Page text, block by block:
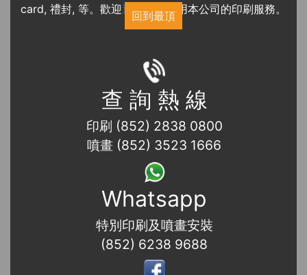
card, 禮封, 等。歡迎近期展覽使用本公司的印刷服務。
回到最頂
查 詢 熱 線
印刷 (852) 2838 0800
噴畫 (852) 3523 1666
Whatsapp
特別印刷及噴畫安裝
(852) 6238 9688